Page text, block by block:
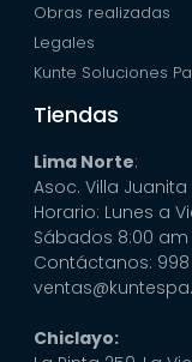
Obras realizadas
Legales
Kunte Soluciones
Tiendas
Lima Norte:
Asoc. Villa Juanita
Horario: Lunes a
Sábados 8:00 am
Contáctanos: 998
Chiclayo: